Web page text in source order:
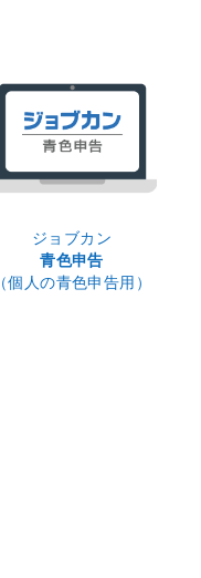
ジョブカン
青色申告
（個人の青色申告用）